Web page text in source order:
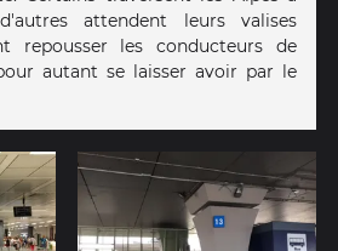
attendent leurs valises
repousser les conducteurs de
autant se laisser avoir par le